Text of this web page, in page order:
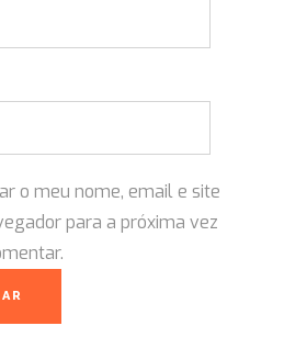
o meu nome, email e site
para a próxima vez